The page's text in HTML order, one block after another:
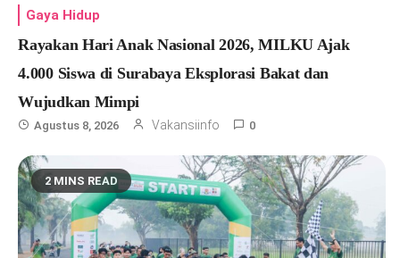
Gaya Hidup
Rayakan Hari Anak Nasional 2026, MILKU Ajak
4.000 Siswa di Surabaya Eksplorasi Bakat dan
Wujudkan Mimpi
Agustus 8, 2026 Vakansiinfo 0
2 MINS READ